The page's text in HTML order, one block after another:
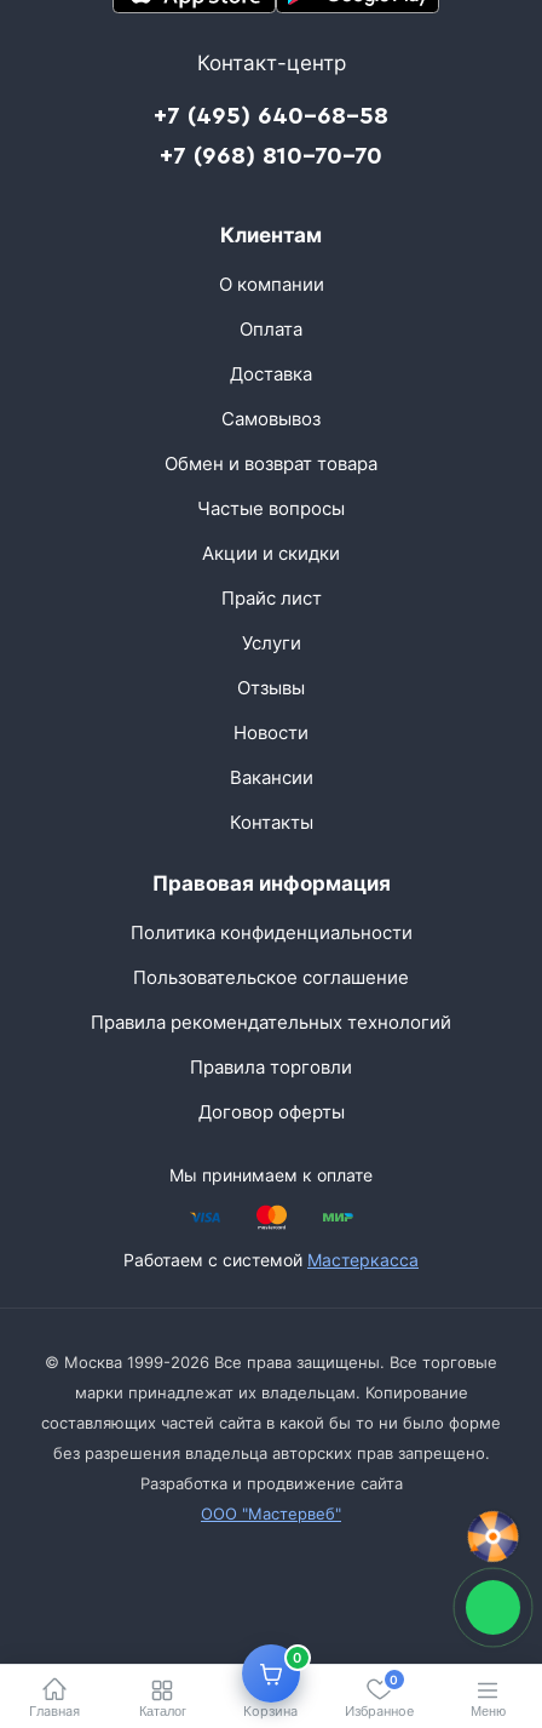
Главная Каталог
0
Корзина Избранное
0
Меню
Контакт-центр
+7 (495) 640-68-58
+7 (968) 810-70-70
Клиентам
О компании
Оплата
Доставка
Самовывоз
Обмен и возврат товара
Частые вопросы
Акции и скидки
Прайс лист
Услуги
Отзывы
Новости
Вакансии
Контакты
Правовая информация
Политика конфиденциальности
Пользовательское соглашение
Правила рекомендательных технологий
Правила торговли
Договор оферты
Мы принимаем к оплате
Работаем с системой Мастеркасса
© Москва 1999-2026 Все права защищены. Все торговые
марки принадлежат их владельцам. Копирование
составляющих частей сайта в какой бы то ни было форме
без разрешения владельца авторских прав запрещено.
Разработка и продвижение сайта
ООО "Мастервеб"